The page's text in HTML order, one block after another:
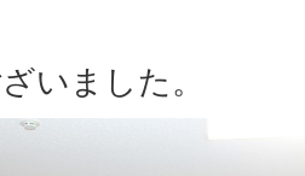
いました。